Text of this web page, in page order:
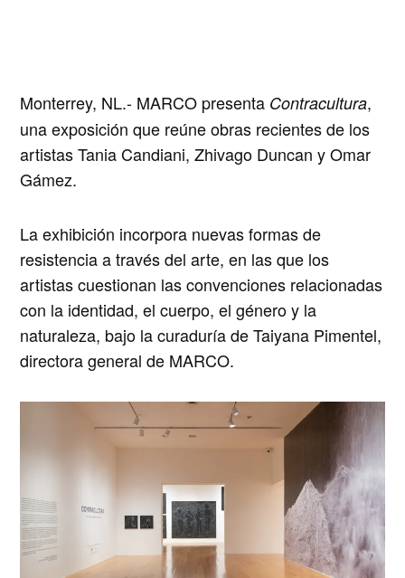
Monterrey, NL.- MARCO presenta Contracultura,
una exposición que reúne obras recientes de los
artistasTania Candiani, Zhivago DuncanyOmar
Gámez.
La exhibición incorpora nuevas formas de
resistencia a través del arte, en las que los
artistas cuestionan las convenciones relacionadas
con la identidad, el cuerpo, el género y la
naturaleza, bajo la curaduría deTaiyana Pimentel,
directora general de MARCO.